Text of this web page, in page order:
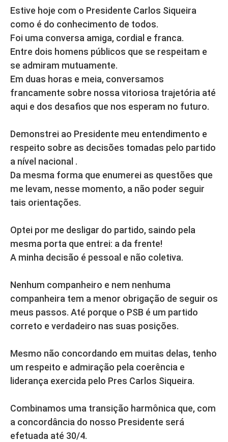
Estive hoje com o Presidente Carlos Siqueira
como é do conhecimento de todos.
Foi uma conversa amiga, cordial e franca.
Entre dois homens públicos que se respeitam e
se admiram mutuamente.
Em duas horas e meia, conversamos
francamente sobre nossa vitoriosa trajetória até
aqui e dos desafios que nos esperam no futuro.
Demonstrei ao Presidente meu entendimento e
respeito sobre as decisões tomadas pelo partido
a nível nacional .
Da mesma forma que enumerei as questões que
me levam, nesse momento, a não poder seguir
tais orientações.
Optei por me desligar do partido, saindo pela
mesma porta que entrei: a da frente!
A minha decisão é pessoal e não coletiva.
Nenhum companheiro e nem nenhuma
companheira tem a menor obrigação de seguir os
meus passos. Até porque o PSB é um partido
correto e verdadeiro nas suas posições.
Mesmo não concordando em muitas delas, tenho
um respeito e admiração pela coerência e
liderança exercida pelo Pres Carlos Siqueira.
Combinamos uma transição harmônica que, com
a concordância do nosso Presidente será
efetuada até 30/4.